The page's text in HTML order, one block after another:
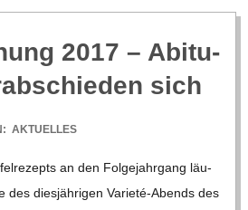
2017 – Abitu­
sich
AKTUELLES
an den Fol­ge­jahr­gang läu­
des dies­jäh­ri­gen Varieté-Abends des